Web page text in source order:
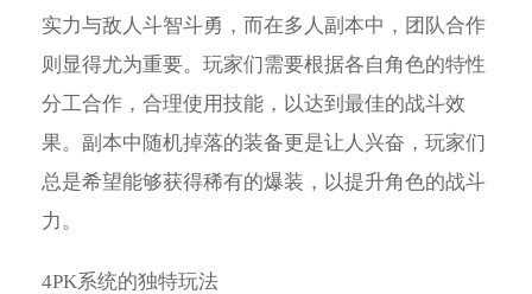
实力与敌人斗智斗勇，而在多人副本中，团队合作
则显得尤为重要。玩家们需要根据各自角色的特性
分工合作，合理使用技能，以达到最佳的战斗效
果。副本中随机掉落的装备更是让人兴奋，玩家们
总是希望能够获得稀有的爆装，以提升角色的战斗
力。
4PK系统的独特玩法